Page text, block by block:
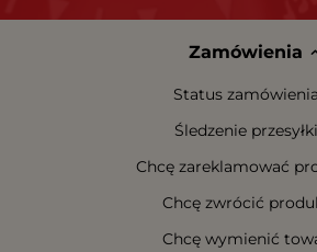
Zamówienia
Status zamówienia
Śledzenie przesyłki
Chcę zareklamować
Chcę zwrócić
Chcę wymienić